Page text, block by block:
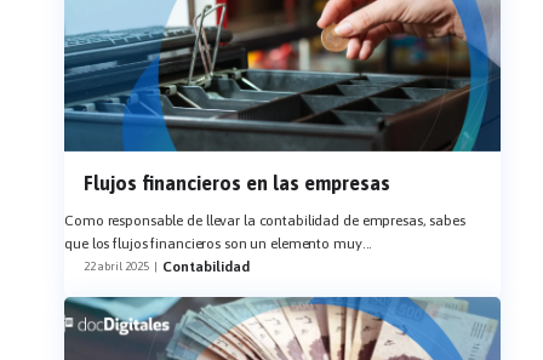
Flujos financieros en las empresas
Como responsable de llevar la contabilidad de empresas, sabes
que los flujos financieros son un elemento muy...
22 abril 2025 | Contabilidad